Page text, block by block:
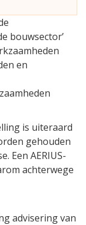
bouwsector’
en
is uiteraard
gehouden
Een AERIUS-
achterwege
advisering van